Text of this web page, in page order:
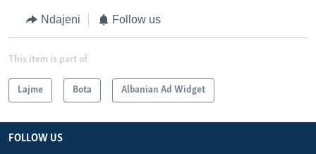
Ndajeni Follow us
This item is part of
Lajme Bota Albanian Ad Widget
FOLLOW US